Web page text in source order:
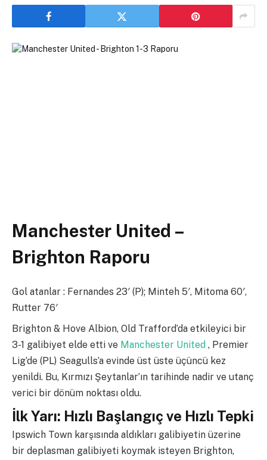
Manchester United –
Brighton Raporu
Gol atanlar : Fernandes 23′ (P); Minteh 5′, Mitoma 60′,
Rutter 76′
Brighton & Hove Albion, Old Trafford’da etkileyici bir
3-1 galibiyet elde etti ve Manchester United , Premier
Lig’de (PL) Seagulls’a evinde üst üste üçüncü kez
yenildi. Bu, Kırmızı Şeytanlar’ın tarihinde nadir ve utanç
verici bir dönüm noktası oldu.
İlk Yarı: Hızlı Başlangıç ve Hızlı Tepki
Ipswich Town karşısında aldıkları galibiyetin üzerine
bir deplasman galibiyeti koymak isteyen Brighton,